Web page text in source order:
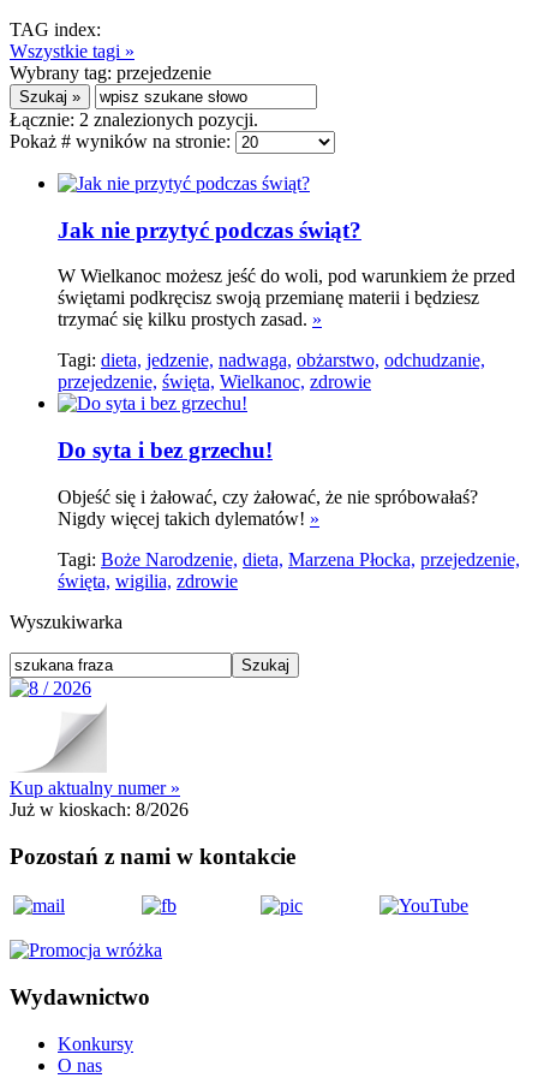
TAG index:
Wszystkie tagi »
Wybrany tag: przejedzenie
Łącznie: 2 znalezionych pozycji.
Pokaż # wyników na stronie:
Jak nie przytyć podczas świąt?
W Wielkanoc możesz jeść do woli, pod warunkiem że przed
świętami podkręcisz swoją przemianę materii i będziesz
trzymać się kilku prostych zasad. »
Tagi: dieta, jedzenie, nadwaga, obżarstwo, odchudzanie,
przejedzenie, święta, Wielkanoc, zdrowie
Do syta i bez grzechu!
Objeść się i żałować, czy żałować, że nie spróbowałaś?
Nigdy więcej takich dylematów! »
Tagi: Boże Narodzenie, dieta, Marzena Płocka, przejedzenie,
święta, wigilia, zdrowie
Wyszukiwarka
Kup aktualny numer »
Już w kioskach: 8/2026
Pozostań z nami w kontakcie
Wydawnictwo
Konkursy
O nas